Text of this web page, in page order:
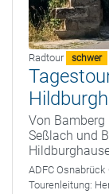
Radtour schwer
Von
Seßlach und
ADFC Osnabrück
Tourenleitung: